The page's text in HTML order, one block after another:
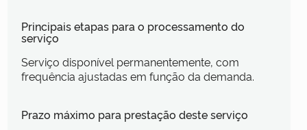
Principais etapas para o processamento do
serviço
Serviço disponível permanentemente, com
frequência ajustadas em função da demanda.
Prazo máximo para prestação deste serviço